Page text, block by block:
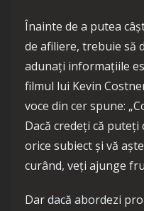
Înainte de a putea
de afiliere, trebuie să
adunați informațiile
filmul lui Kevin
voce din cer spune:
Dacă credeți că
orice subiect și vă
curând, veți ajunge
Dar dacă abordezi